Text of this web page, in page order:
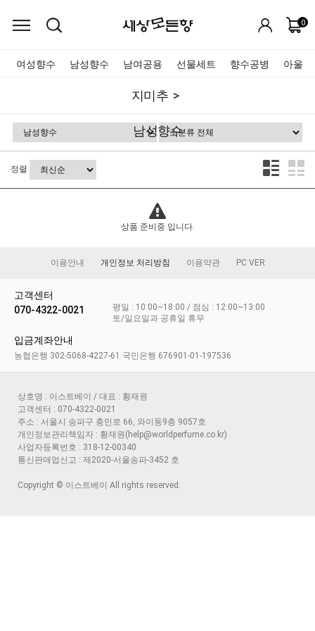
0
여성향수 남성향수 남여공용 선물세트 향수공병 아울렛
지미추
남성향수
정렬
상품 준비중 입니다.
이용안내 개인정보 처리방침 이용약관 PC VER
고객센터
070-4322-0021
평일 : 10:00~18:00 / 점심 : 12:00~13:00
토/일요일과 공휴일 휴무
입금계좌안내
농협은행 302-5068-4227-61 국민은행 676901-01-197536
상호명 : 이스트베이 / 대표 : 황재원
고객센터 : 070-4322-0021
주소 : 서울시 송파구 충민로 66, 와이동9층 9057호
개인정보관리책임자 : 황재원(help@worldperfume.co.kr)
사업자등록번호 : 318-12-00340
통신판매업신고 : 제2020-서울송파-3452 호
Copyright © 이스트베이 All rights reserved.